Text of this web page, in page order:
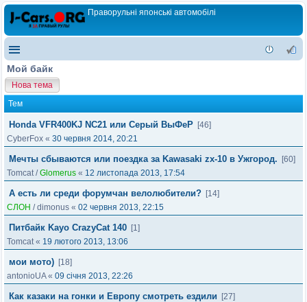
Праворульні японські автомобілі
Мой байк
Нова тема
Тем
Honda VFR400KJ NC21 или Серый ВыФеР [46]
CyberFox « 30 червня 2014, 20:21
Мечты сбываются или поездка за Kawasaki zx-10 в Ужгород.
[60]
Tomcat/Glomerus « 12 листопада 2013, 17:54
А есть ли среди форумчан велолюбители? [14]
СЛОН /dimonus « 02 червня 2013, 22:15
Питбайк Kayo CrazyCat 140 [1]
Tomcat« 19 лютого 2013, 13:06
мои мото) [18]
antonioUA« 09 січня 2013, 22:26
Как казаки на гонки и Европу смотреть ездили
[27]